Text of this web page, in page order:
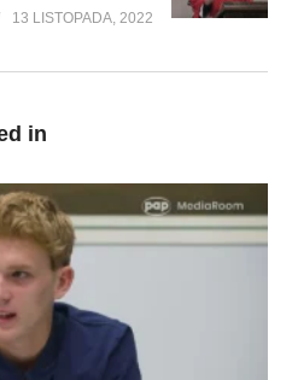
13 LISTOPADA, 2022
in